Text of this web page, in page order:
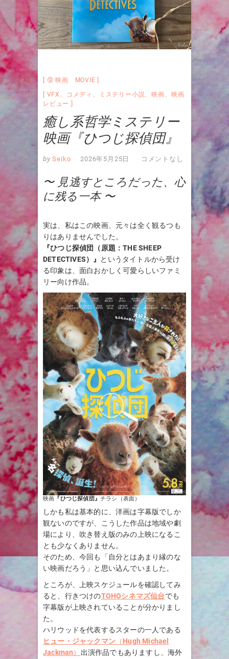
⑨ 映画 MOVIE
VFX 、 コメディ 、 ミステリー小説、 映画、 映画
レビュー
癒し系哲学ミステリー
映画『ひつじ探偵団』
by Seiko 2026年5月25日 コメントなし
〜 見逃すところだった、心
に残る一本 〜
実は、私はこの映画、元々は全く観るつも
りはありませんでした。
『ひつじ探偵団（原題：THE SHEEP
DETECTIVES）』 というタイトルから受け
る印象は、面白おかしく可愛らしいファミ
リー向け作品。
映画 『ひつじ探偵団』チラシ（表面）
しかも私は基本的に、洋画は字幕版でしか
観ないのですが、こうした作品は地域や劇
場により、吹き替え版のみの上映になるこ
とも少なくありません。
そのため、今回も「自分とはあまり縁のな
い映画だろう」と思い込んでいました。
ところが、上映スケジュールを確認してみ
ると、行きつけのTOHOシネマズ仙台でも
字幕版が上映されていることが分かりまし
た。
ハリウッドを代表するスターの一人である
ヒュー・ジャックマン （Hugh Michael
Jackman） 出演作品でもありますし、海外